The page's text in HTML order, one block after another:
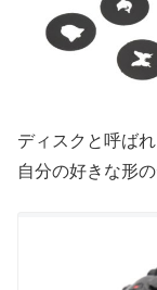
ディスクと呼ば
自分の好きな形